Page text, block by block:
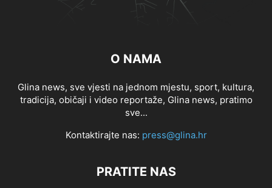
O NAMA
Glina news, sve vjesti na jednom mjestu, sport, kultura,
tradicija, običaji i video reportaže, Glina news, pratimo
sve...
Kontaktirajte nas: press@glina.hr
PRATITE NAS